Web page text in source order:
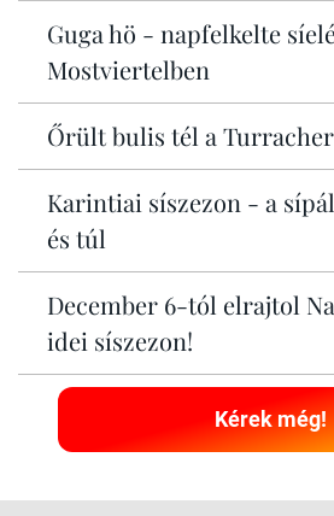
Guga hö - napfelkelte
Mostviertelben
Őrült bulis tél a
Karintiai síszezon - a
és túl
December 6-tól elrajtol
idei síszezon!
Kérek még!